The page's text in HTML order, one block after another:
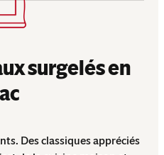
surgelés en
Des classiques appréciés